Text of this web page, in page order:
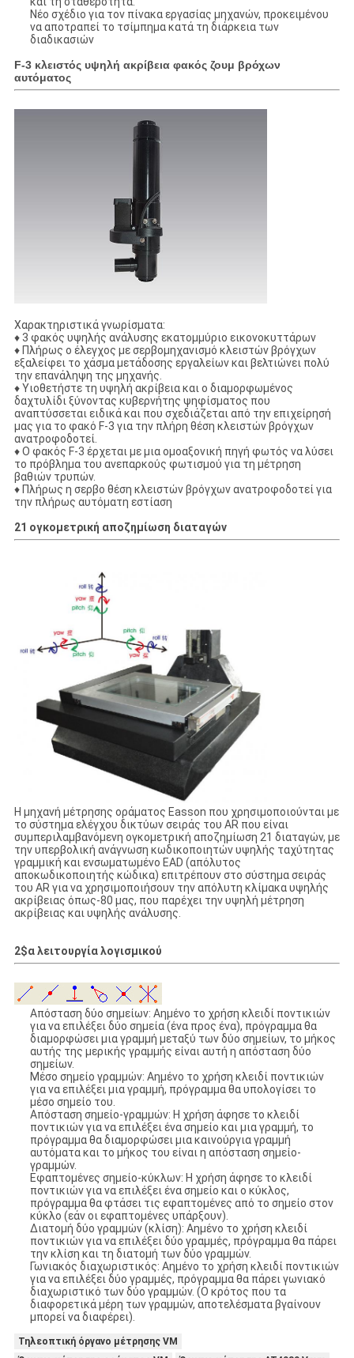
Νέο σχέδιο για τον πίνακα εργασίας μηχανών, προκειμένου
να αποτραπεί το τσίμπημα κατά τη διάρκεια των
διαδικασιών
F-3 κλειστός υψηλή ακρίβεια φακός ζουμ βρόχων
αυτόματος
Χαρακτηριστικά γνωρίσματα:
♦ 3 φακός υψηλής ανάλυσης εκατομμύριο εικονοκυττάρων
♦ Πλήρως ο έλεγχος με σερβομηχανισμό κλειστών βρόγχων
εξαλείφει το χάσμα μετάδοσης εργαλείων και βελτιώνει πολύ
την επανάληψη της μηχανής.
♦ Υιοθετήστε τη υψηλή ακρίβεια και ο διαμορφωμένος
δαχτυλίδι ξύνοντας κυβερνήτης ψηφίσματος που
αναπτύσσεται ειδικά και που σχεδιάζεται από την επιχείρησή
μας για το φακό F-3 για την πλήρη θέση κλειστών βρόγχων
ανατροφοδοτεί.
♦ Ο φακός F-3 έρχεται με μια ομοαξονική πηγή φωτός να λύσει
το πρόβλημα του ανεπαρκούς φωτισμού για τη μέτρηση
βαθιών τρυπών.
♦ Πλήρως η σερβο θέση κλειστών βρόγχων ανατροφοδοτεί για
την πλήρως αυτόματη εστίαση
21 ογκομετρική αποζημίωση διαταγών
Η μηχανή μέτρησης οράματος Easson που χρησιμοποιούνται με
το σύστημα ελέγχου δικτύων σειράς του AR που είναι
συμπεριλαμβανόμενη ογκομετρική αποζημίωση 21 διαταγών, με
την υπερβολική ανάγνωση κωδικοποιητών υψηλής ταχύτητας
γραμμική και ενσωματωμένο EAD (απόλυτος
αποκωδικοποιητής κώδικα) επιτρέπουν στο σύστημα σειράς
του AR για να χρησιμοποιήσουν την απόλυτη κλίμακα υψηλής
ακρίβειας όπως-80 μας, που παρέχει την υψηλή μέτρηση
ακρίβειας και υψηλής ανάλυσης.
2$α λειτουργία λογισμικού
Απόσταση δύο σημείων: Αημένο το χρήση κλειδί ποντικιών
για να επιλέξει δύο σημεία (ένα προς ένα), πρόγραμμα θα
διαμορφώσει μια γραμμή μεταξύ των δύο σημείων, το μήκος
αυτής της μερικής γραμμής είναι αυτή η απόσταση δύο
σημείων.
Μέσο σημείο γραμμών: Αημένο το χρήση κλειδί ποντικιών
για να επιλέξει μια γραμμή, πρόγραμμα θα υπολογίσει το
μέσο σημείο του.
Απόσταση σημείο-γραμμών: Η χρήση άφησε το κλειδί
ποντικιών για να επιλέξει ένα σημείο και μια γραμμή, το
πρόγραμμα θα διαμορφώσει μια καινούργια γραμμή
αυτόματα και το μήκος του είναι η απόσταση σημείο-
γραμμών.
Εφαπτομένες σημείο-κύκλων: Η χρήση άφησε το κλειδί
ποντικιών για να επιλέξει ένα σημείο και ο κύκλος,
πρόγραμμα θα φτάσει τις εφαπτομένες από το σημείο στον
κύκλο (εάν οι εφαπτομένες υπάρξουν).
Διατομή δύο γραμμών (κλίση): Αημένο το χρήση κλειδί
ποντικιών για να επιλέξει δύο γραμμές, πρόγραμμα θα πάρει
την κλίση και τη διατομή των δύο γραμμών.
Γωνιακός διαχωριστικός: Αημένο το χρήση κλειδί ποντικιών
για να επιλέξει δύο γραμμές, πρόγραμμα θα πάρει γωνιακό
διαχωριστικό των δύο γραμμών. (Ο κρότος που τα
διαφορετικά μέρη των γραμμών, αποτελέσματα βγαίνουν
μπορεί να διαφέρει).
Τηλεοπτική όργανο μέτρησης VM